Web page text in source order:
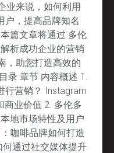
业来说，如何利用
户，提高品牌知名
篇文章将通过 多伦
析成功企业的营销
，助您打造高效的
录 章节 内容概述 1.
行营销？ Instagram
商业价值 2. 多伦多
地市场特性及用户
咖啡品牌如何打造
通过社交媒体提升